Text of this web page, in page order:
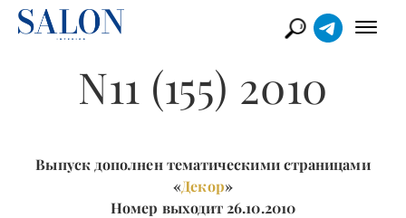
N11 (155) 2010
Выпуск дополнен тематическими страницами
«Декор»
Номер выходит 26.10.2010